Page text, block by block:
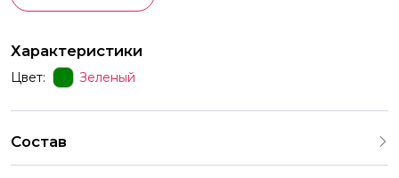
Характеристики
Цвет: Зеленый
Состав